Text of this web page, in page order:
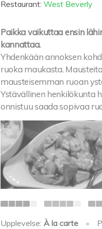
Restaurant: West Beverly
Paikka vaikuttaa ensin
kannattaa.
Yhdenkään annoksen
ruoka maukasta.
mausteisemman ruoan
Ystävällinen henkilökunta
onnistuu saada sopivaa
Upplevelse: À la carte •